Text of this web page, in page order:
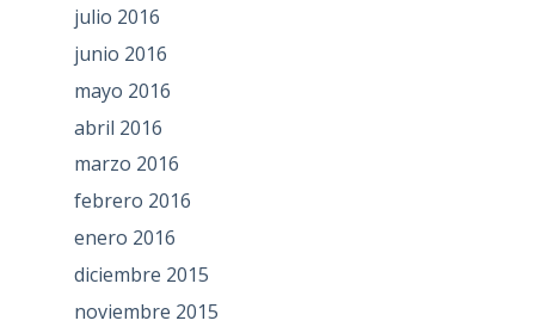
julio 2016
junio 2016
mayo 2016
abril 2016
marzo 2016
febrero 2016
enero 2016
diciembre 2015
noviembre 2015